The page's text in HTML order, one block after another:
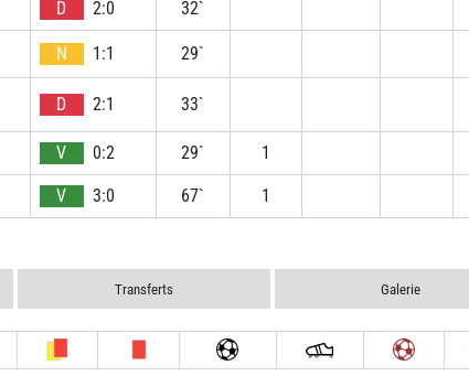
D 2:0 32`
N 1:1 29`
D 2:1 33`
V 0:2 29` 1
V 3:0 67` 1
Transferts Galerie